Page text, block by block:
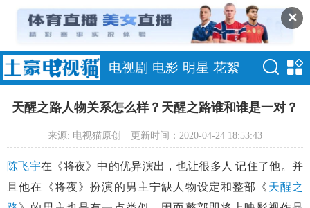
✕
电视剧 电影 明星 花絮
天醒之路人物关系怎么样？天醒之路谁和谁是一对？
来源: 电视猫原创 更新时间：2020-04-24 18:53:43
陈飞宇在《将夜》中的优异演出，也让很多人 记住了他。并
且他在《将夜》扮演的男主宁缺人物设定和整部《 天醒之